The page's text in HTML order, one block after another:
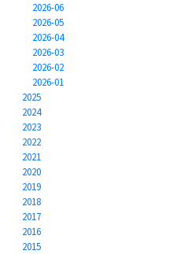
2026-06
2026-05
2026-04
2026-03
2026-02
2026-01
2025
2024
2023
2022
2021
2020
2019
2018
2017
2016
2015